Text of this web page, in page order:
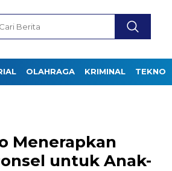
OLAHRAGA KRIMINAL TEKNO
Menerapkan
untuk Anak-